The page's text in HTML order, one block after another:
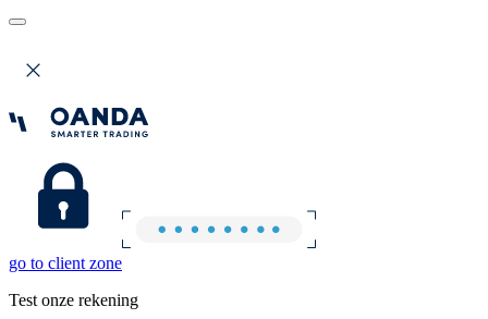
go to client zone
Test onze rekening